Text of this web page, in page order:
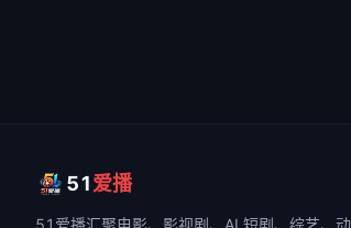
51爱播
51爱播汇聚电影、影视剧、AI 短剧、综艺、